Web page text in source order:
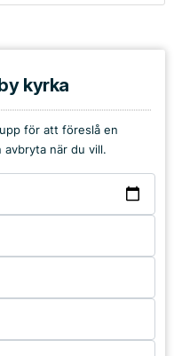
kyrka
för att föreslå en
när du vill.